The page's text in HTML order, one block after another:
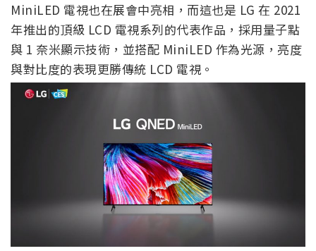
MiniLED 電視也在展會中亮相，而這也是 LG 在 2021
年推出的頂級 LCD 電視系列的代表作品，採用量子點
與 1 奈米顯示技術，並搭配 MiniLED 作為光源，亮度
與對比度的表現更勝傳統 LCD 電視。